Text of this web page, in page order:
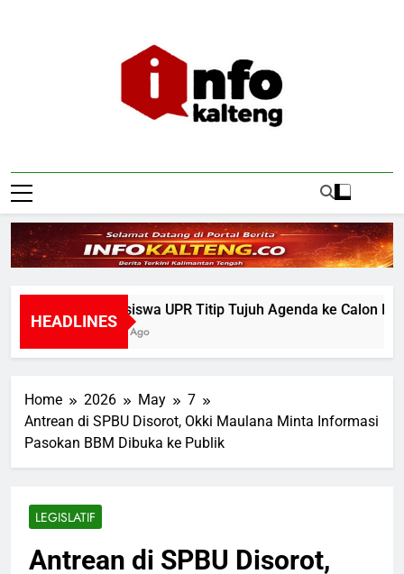
Infokalteng
HEADLINES
Mahasiswa UPR Titip Tujuh Agenda ke Calon
5 Hours Ago
Home 2026 May
7
Antrean di SPBU Disorot, Okki Maulana Minta Informasi
Pasokan BBM Dibuka ke Publik
LEGISLATIF
Antrean di SPBU Disorot,